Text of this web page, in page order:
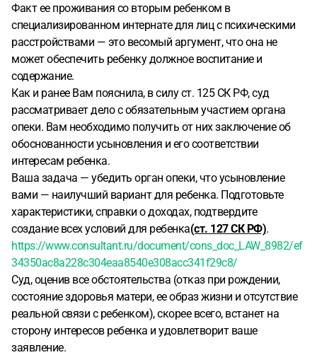
Факт ее проживания со вторым ребенком в
специализированном интернате для лиц с психическими
расстройствами — это весомый аргумент, что она не
может обеспечить ребенку должное воспитание и
содержание.
Как и ранее Вам пояснила, в силу ст. 125 СК РФ, суд
рассматривает дело с обязательным участием органа
опеки. Вам необходимо получить от них заключение об
обоснованности усыновления и его соответствии
интересам ребенка.
Ваша задача — убедить орган опеки, что усыновление
вами — наилучший вариант для ребенка. Подготовьте
характеристики, справки о доходах, подтвердите
создание всех условий для ребенка(ст. 127 СК РФ).
https://www.consultant.ru/document/cons_doc_LAW_8982/ef
34350ac8a228c304eaa8540e308acc341f29c8/
Суд, оценив все обстоятельства (отказ при рождении,
состояние здоровья матери, ее образ жизни и отсутствие
реальной связи с ребенком), скорее всего, встанет на
сторону интересов ребенка и удовлетворит ваше
заявление.